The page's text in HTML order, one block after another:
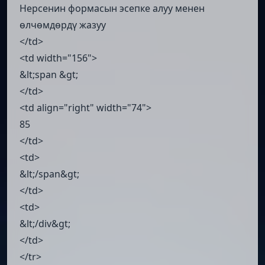
Нерсенин формасын эсепке алуу менен
өлчөмдөрдү жазуу
</td>
<td width="156">
&lt;span &gt;
</td>
<td align="right" width="74">
85
</td>
<td>
&lt;/span&gt;
</td>
<td>
&lt;/div&gt;
</td>
</tr>